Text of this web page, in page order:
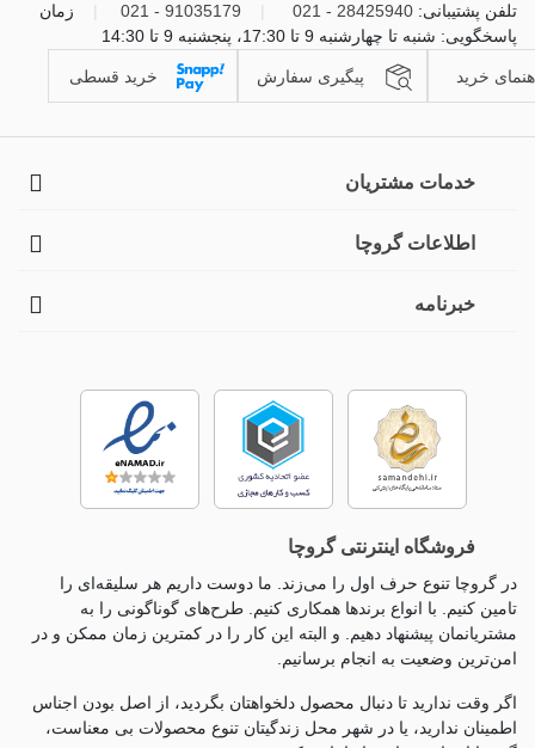
تلفن پشتیبانی: 28425940 - 021
91035179 - 021
زمان
پاسخگویی: شنبه تا چهارشنبه 9 تا 17:30، پنجشنبه 9 تا 14:30
خرید پیگیری سفارش خرید قسطی
خدمات مشتریان
اطلاعات گروچا
خبرنامه
فروشگاه اینترنتی گروچا
در گروچا تنوع حرف اول را می‌زند. ما دوست داریم هر سلیقه‌ای را
تامین کنیم. با انواع برندها همکاری کنیم. طرح‌های گوناگونی را به
مشتریانمان پیشنهاد دهیم. و البته این کار را در کمترین زمان ممکن و در
امن‌ترین وضعیت به انجام برسانیم.
اگر وقت ندارید تا دنبال محصول دلخواهتان بگردید، از اصل بودن اجناس
اطمینان ندارید، یا در شهر محل زندگیتان تنوع محصولات بی معناست،